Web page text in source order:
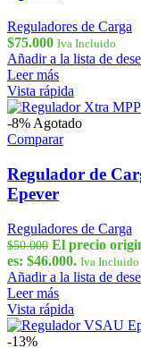
Reguladores de Carga
$75.000 Iva Incluido
Añadir a la lista de
Leer más
Vista rápida
-8% Agotado
Comparar
Regulador de
Epever
Reguladores de Carga
$50.000 El precio
es: $46.000. Iva Incluido
Añadir a la lista de
Leer más
Vista rápida
-13%